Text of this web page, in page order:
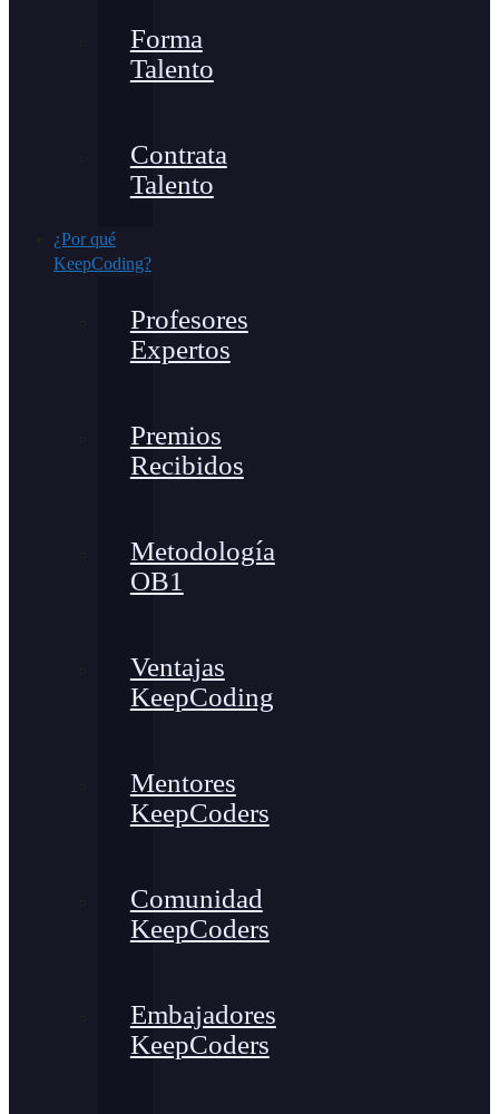
Forma
Talento
Contrata
Talento
¿Por qué
KeepCoding?
Profesores
Expertos
Premios
Recibidos
Metodología
OB1
Ventajas
KeepCoding
Mentores
KeepCoders
Comunidad
KeepCoders
Embajadores
KeepCoders